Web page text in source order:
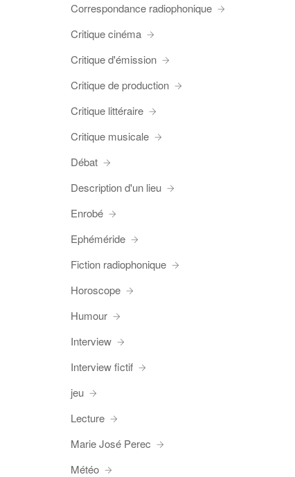
Correspondance radiophonique
Critique cinéma
Critique d'émission
Critique de production
Critique littéraire
Critique musicale
Débat
Description d'un lieu
Enrobé
Ephéméride
Fiction radiophonique
Horoscope
Humour
Interview
Interview fictif
jeu
Lecture
Marie José Perec
Météo